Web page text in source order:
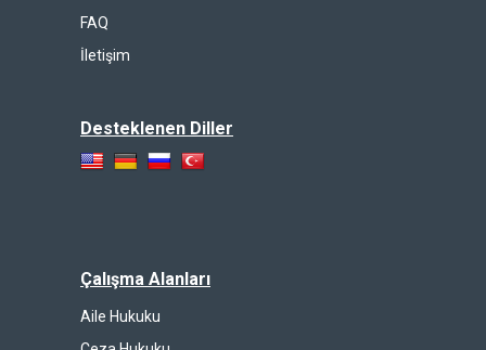
FAQ
İletişim
Desteklenen Diller
Çalışma Alanları
Aile Hukuku